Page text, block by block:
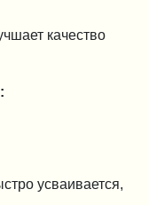
качество
усваивается,